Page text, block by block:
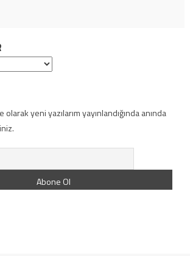
yeni yazılarım yayınlandığında anında